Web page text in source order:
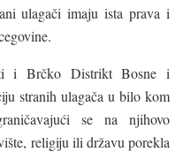
ulagači imaju ista prava i
i Brčko Distrikt Bosne i
stranih ulagača u bilo kom
se na njihovo
religiju ili državu porekla